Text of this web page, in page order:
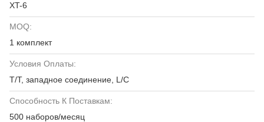
XT-6
MOQ:
1 комплект
Условия Оплаты:
T/T, западное соединение, L/C
Способность К Поставкам:
500 наборов/месяц